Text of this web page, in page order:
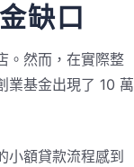
缺口
。然而，在實際整
業基金出現了 10 萬
小額貸款流程感到